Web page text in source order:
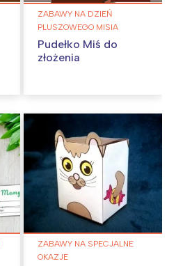
ZABAWY NA DZIEŃ
PLUSZOWEGO MISIA
Pudełko Miś do
złożenia
ZABAWY NA SPECJALNE
OKAZJE